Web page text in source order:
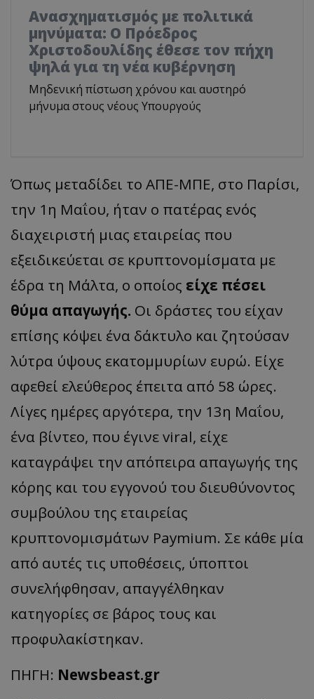
Ανασχηματισμός με πολιτικά
μηνύματα: Ο Πρόεδρος
Χριστοδουλίδης έθεσε τον πήχη
ψηλά για τη νέα κυβέρνηση
Μηδενική πίστωση χρόνου και αυστηρό
μήνυμα στους νέους Υπουργούς
Όπως μεταδίδει το ΑΠΕ-ΜΠΕ, στο Παρίσι,
την 1η Μαΐου, ήταν ο πατέρας ενός
διαχειριστή μιας εταιρείας που
εξειδικεύεται σε κρυπτονομίσματα με
έδρα τη Μάλτα, ο οποίος είχε πέσει
θύμα απαγωγής. Οι δράστες του είχαν
επίσης κόψει ένα δάκτυλο και ζητούσαν
λύτρα ύψους εκατομμυρίων ευρώ. Είχε
αφεθεί ελεύθερος έπειτα από 58 ώρες.
Λίγες ημέρες αργότερα, την 13η Μαΐου,
ένα βίντεο, που έγινε viral, είχε
καταγράψει την απόπειρα απαγωγής της
κόρης και του εγγονού του διευθύνοντος
συμβούλου της εταιρείας
κρυπτονομισμάτων Paymium. Σε κάθε μία
από αυτές τις υποθέσεις, ύποπτοι
συνελήφθησαν, απαγγέλθηκαν
κατηγορίες σε βάρος τους και
προφυλακίστηκαν.
ΠΗΓΗ: Newsbeast.gr